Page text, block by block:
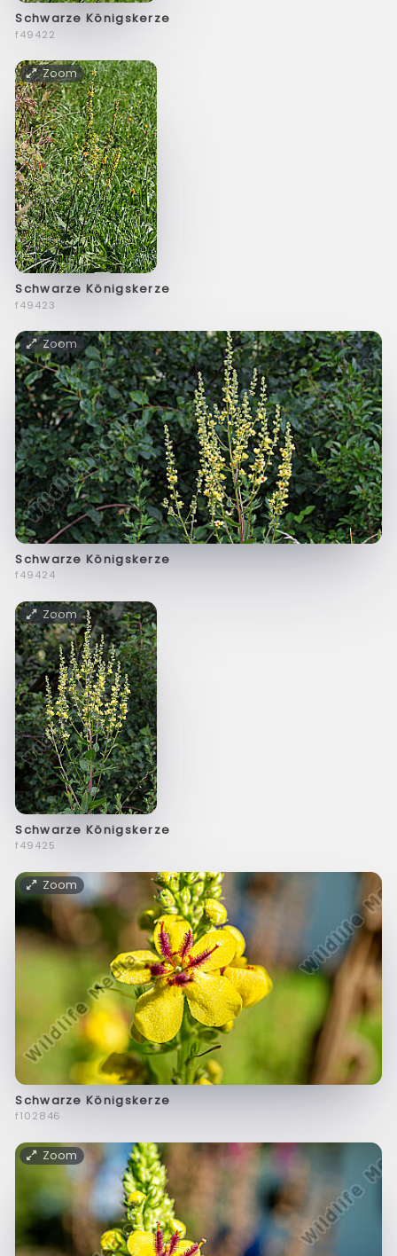
Schwarze Königskerze
f49422
Zoom
Schwarze Königskerze
f49423
Zoom
Schwarze Königskerze
f49424
Zoom
Schwarze Königskerze
f49425
Zoom
Schwarze Königskerze
f102846
Zoom